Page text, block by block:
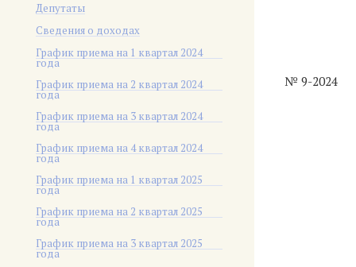
Депутаты
Сведения о доходах
График приема на 1 квартал 2024
года
График приема на 2 квартал 2024
года
График приема на 3 квартал 2024
года
График приема на 4 квартал 2024
года
График приема на 1 квартал 2025
года
График приема на 2 квартал 2025
года
График приема на 3 квартал 2025
года
№ 9-2024